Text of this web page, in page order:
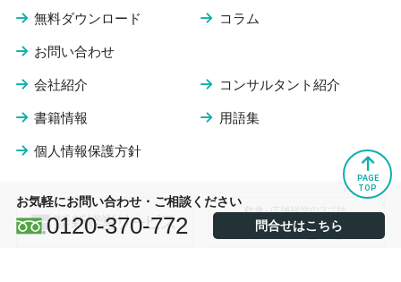
無料ダウンロード コラム
お問い合わせ
会社紹介 コンサルタント紹介
書籍情報 用語集
個人情報保護方針
お気軽にお問い合わせ・ご相談ください
0120-370-772 問合せはこちら
PAGE
TOP